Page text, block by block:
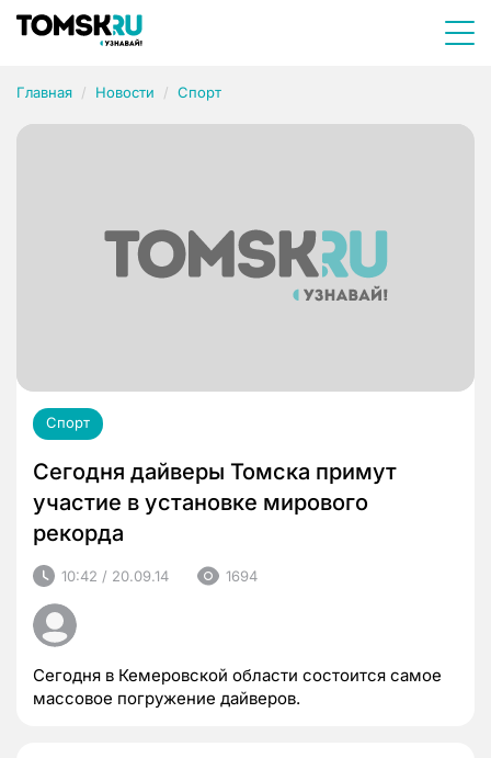
Главная Новости Спорт
Спорт
Сегодня дайверы Томска примут
участие в установке мирового
рекорда
10:42 / 20.09.14 1694
Сегодня в Кемеровской области состоится самое
массовое погружение дайверов.